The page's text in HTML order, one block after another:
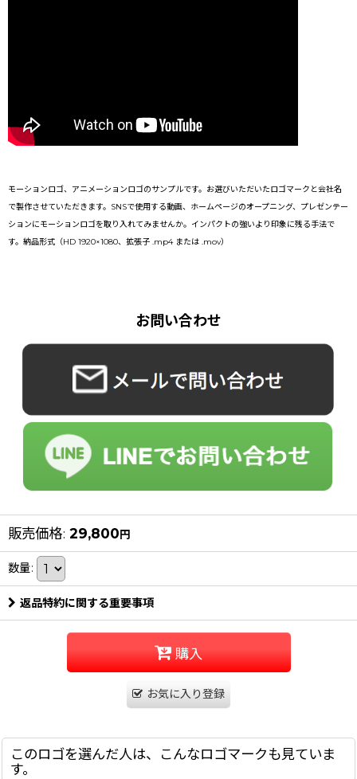
モーションロゴ、アニメーションロゴのサンプルです。お選びいただいたロゴマークと会社名
で製作させていただきます。SNSで使用する動画、ホームページのオープニング、プレゼンテー
ションにモーションロゴを取り入れてみませんか。インパクトの強いより印象に残る手法で
す。納品形式（HD 1920×1080、拡張子 .mp4 または .mov）
お問い合わせ
販売価格: 29,800円
数量:
返品特約に関する重要事項
購入
お気に入り登録
このロゴを選んだ人は、こんなロゴマークも見ていま
す。